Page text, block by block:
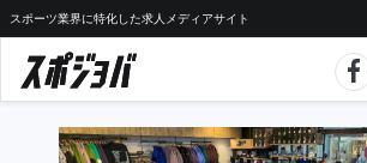
スポーツ業界に特化した求人メディアサイト